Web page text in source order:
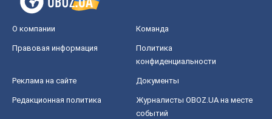
О компании Команда
Правовая информация
Политика
конфиденциальности
Реклама на сайте Документы
Редакционная политика
Журналисты OBOZ.UA на месте
событий